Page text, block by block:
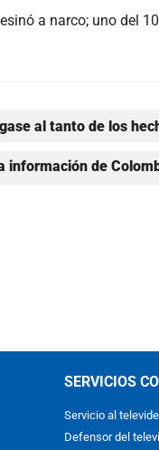
a narco; uno del
al tanto de los
de
SERVICIOS
Servicio al
Defensor del